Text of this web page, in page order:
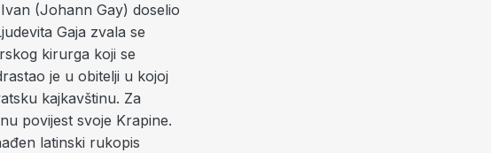
(Johann Gay) doselio
Gaja zvala se
kirurga koji se
je u obitelji u kojoj
kajkavštinu. Za
povijest svoje Krapine.
latinski rukopis